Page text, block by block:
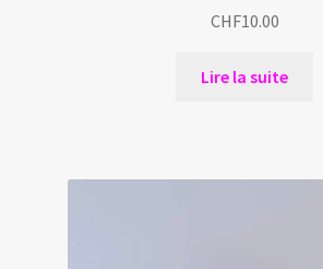
CHF10.00
Lire la suite